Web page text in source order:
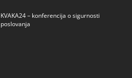
KVAKA24 – konferencija o sigurnosti
poslovanja